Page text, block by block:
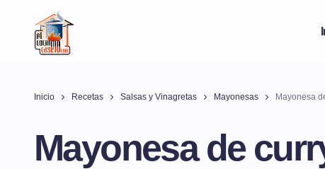
Inicio Recetas Salsas y Vinagretas Mayonesas Mayonesa
Mayonesa de